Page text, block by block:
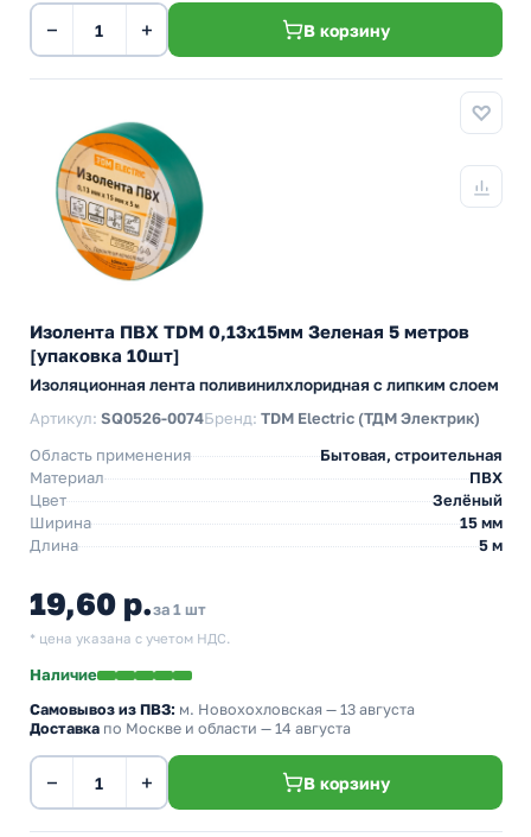
− + В корзину
Изолента ПВХ TDM 0,13х15мм Зеленая 5 метров
[упаковка 10шт]
Изоляционная лента поливинилхлоридная с липким слоем
Артикул: SQ0526-0074Бренд: TDM Electric (ТДМ Электрик)
Область применения
Бытовая, строительная
Материал
ПВХ
Цвет
Зелёный
Ширина
15 мм
Длина
5 м
19,60 р.за 1 шт
* цена указана с учетом НДС.
Наличие
Самовывоз из ПВЗ: м. Новохохловская — 13 августа
Доставка по Москве и области — 14 августа
− + В корзину